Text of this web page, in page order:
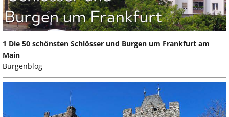
1 Die 50 schönsten Schlösser und Burgen um Frankfurt am
Main
Burgenblog